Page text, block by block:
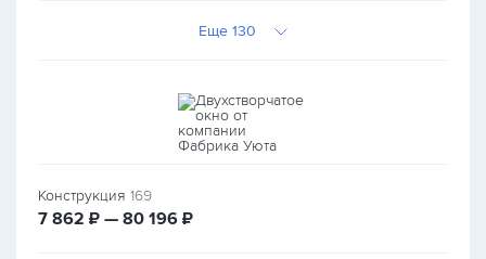
Еще 130
Конструкция 169
7 862 руб.
₽ — 80 196 руб.
₽